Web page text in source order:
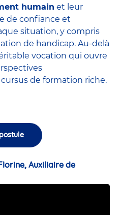
humain et leur
de confiance et
situation, y compris
de handicap. Au-delà
vocation qui ouvre
de formation riche.
Auxiliaire de